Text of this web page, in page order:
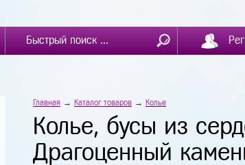
Главная → Каталог товаров → Колье
Колье, бусы из
Драгоценный